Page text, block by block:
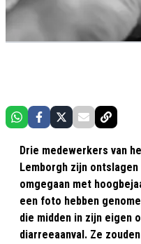
Drie medewerkers van
Lemborgh zijn
omgegaan met
een foto hebben
die midden in zijn eigen
diarreeaanval. Ze